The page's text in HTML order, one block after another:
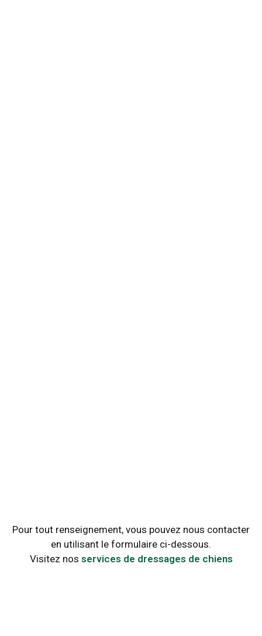
Pour tout renseignement, vous pouvez nous contacter
en utilisant le formulaire ci-dessous.
Visitez nos services de dressages de chiens